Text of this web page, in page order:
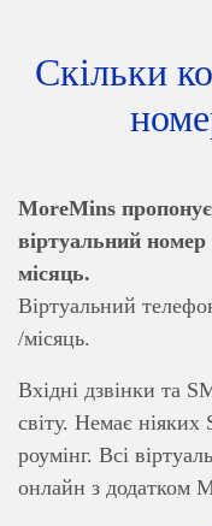
Скільки
MoreMins
віртуальний номер
місяць.
Віртуальний
/місяць.
Вхідні дзвінки та
світу. Немає ніяких
роумінг. Всі
онлайн з додатком